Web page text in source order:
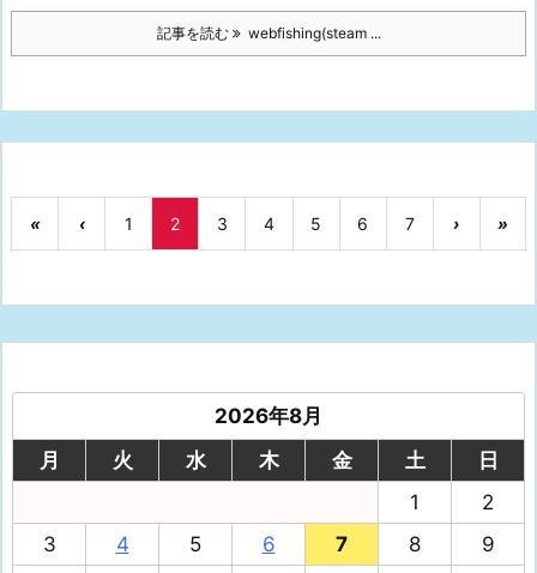
記事を読む webfishing(steam ...
« ‹ 1 2 3 4 5 6 7 › »
2026年8月
月
火 水 木 金 土
日
1
2
3
4 5 6 7 8
9